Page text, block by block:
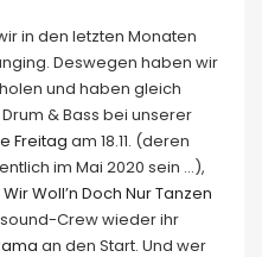
in den letzten Monaten
Deswegen haben wir
und haben gleich
& Bass bei unserer
Freitag am 18.11. (deren
im Mai 2020 sein …),
Wir Woll’n Doch Nur Tanzen
Crew wieder ihr
an den Start. Und wer